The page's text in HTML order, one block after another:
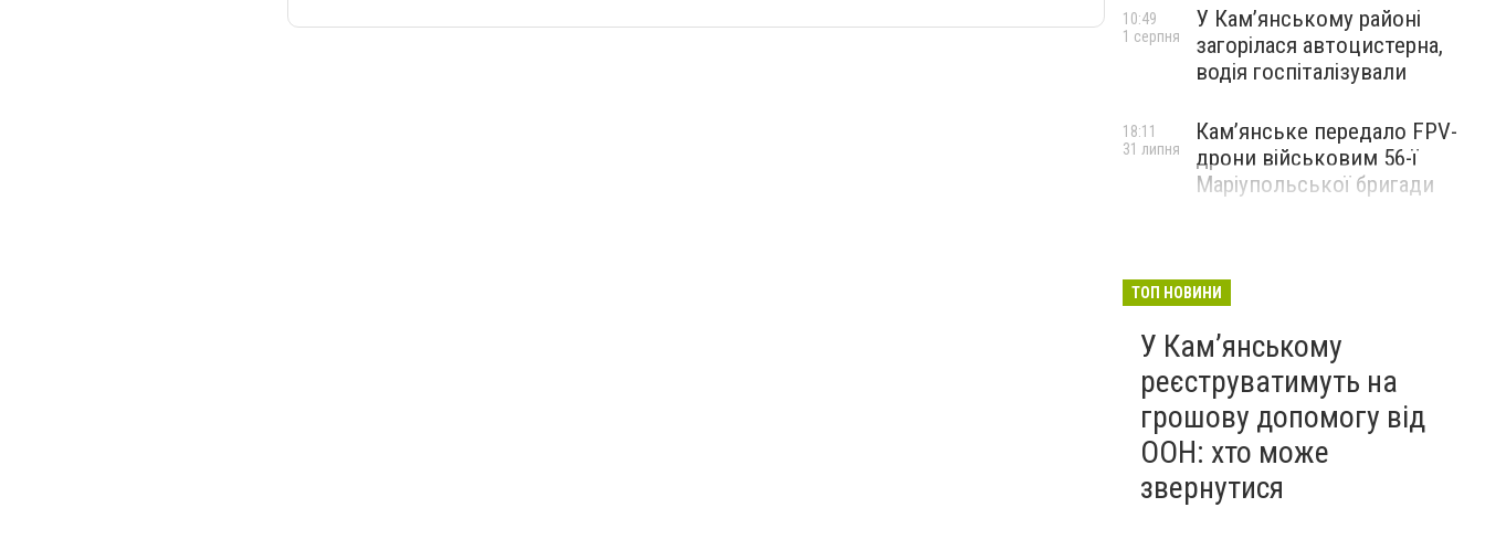
У Кам’янському районі
загорілася автоцистерна,
водія госпіталізували
10:49
1 серпня
Кам’янське передало FPV-
дрони військовим 56-ї
Маріупольської бригади
18:11
31 липня
ТОП НОВИНИ
У Кам’янському
реєструватимуть на
грошову допомогу від
ООН: хто може
звернутися